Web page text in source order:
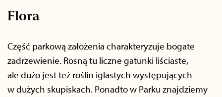
Flora
Część parkową założenia charakteryzuje bogate
zadrzewienie. Rosną tu liczne gatunki liściaste,
ale dużo jest też roślin iglastych występujących
w dużych skupiskach. Ponadto w Parku znajdziemy